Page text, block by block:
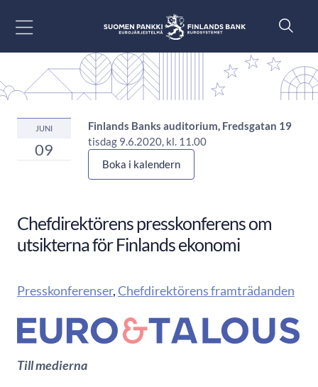
JUNI
09
Finlands Banks auditorium, Fredsgatan 19
tisdag 9.6.2020, kl. 11.00
Boka i kalendern
Chefdirektörens presskonferens om
utsikterna för Finlands ekonomi
Presskonferenser,Chefdirektörens framträdanden
Till medierna